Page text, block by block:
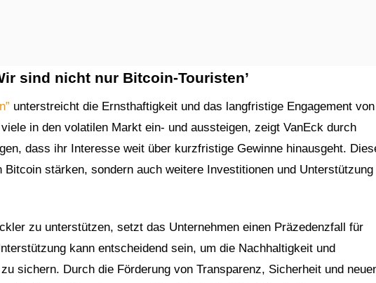
sind nicht nur Bitcoin-Touristen’
unterstreicht die Ernsthaftigkeit und das langfristige Engagement von
in den volatilen Markt ein- und aussteigen, zeigt VanEck durch
dass ihr Interesse weit über kurzfristige Gewinne hinausgeht.
Bitcoin stärken, sondern auch weitere Investitionen und
zu unterstützen, setzt das Unternehmen einen Präzedenzfall für
kann entscheidend sein, um die Nachhaltigkeit und
sichern. Durch die Förderung von Transparenz, Sicherheit und